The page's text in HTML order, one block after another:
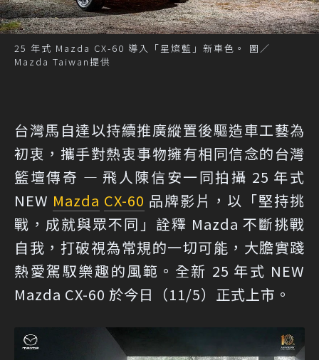
25 年式 Mazda CX-60 導入「星燦藍」新車色。 圖／
Mazda Taiwan提供
台灣馬自達以持續推廣縱置後驅造車工藝為
初衷，攜手對熱衷事物擁有相同信念的台灣
籃壇傳奇 — 飛人陳信安一同拍攝 25 年式
NEW Mazda CX-60 品牌影片，以「堅持挑
戰，成就與眾不同」詮釋 Mazda 不斷挑戰
自我，打破視為常規的一切可能，大膽實踐
熱愛駕馭樂趣的風範。全新 25 年式 NEW
Mazda CX-60 於今日（11/5）正式上市。